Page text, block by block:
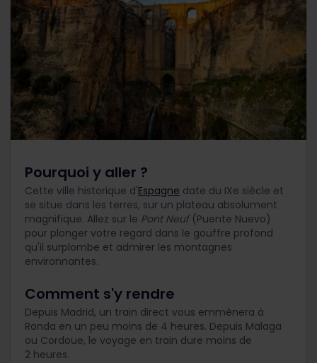
Pourquoi y aller ?
Cette ville historique d'Espagne date du IXe siècle et
se situe dans les terres, sur un plateau absolument
magnifique. Allez sur le Pont Neuf(Puente Nuevo)
pour plonger votre regard dans le gouffre profond
qu'il surplombe et admirer les montagnes
environnantes.
Comment s'y rendre
Depuis Madrid, un train direct vous emmènera à
Ronda en un peu moins de 4 heures. Depuis Malaga
ou Cordoue, le voyage en train dure moins de
2 heures.